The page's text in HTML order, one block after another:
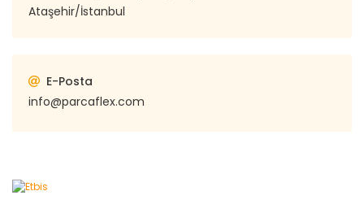
Ataşehir/İstanbul
E-Posta
info@parcaflex.com